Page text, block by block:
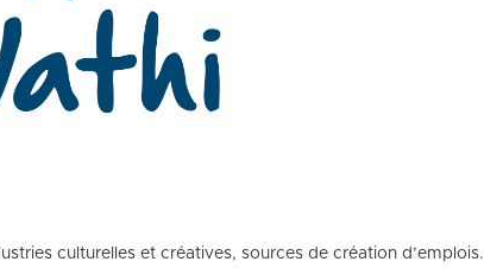
culturelles et créatives, sources de création d’emplois.